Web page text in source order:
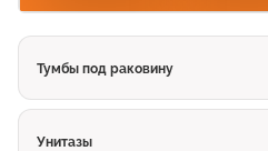
Тумбы под раковину
Унитазы